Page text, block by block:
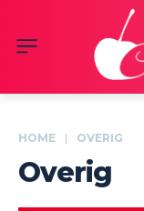
HOME OVERIG
Overig